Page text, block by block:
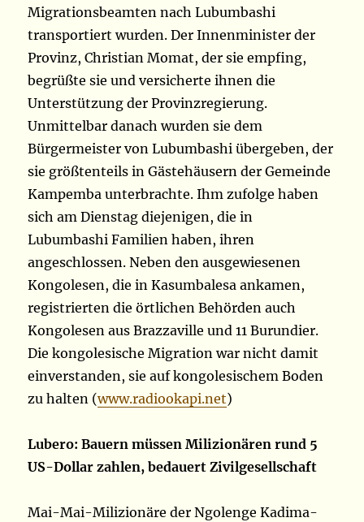
Migrationsbeamten nach Lubumbashi
transportiert wurden. Der Innenminister der
Provinz, Christian Momat, der sie empfing,
begrüßte sie und versicherte ihnen die
Unterstützung der Provinzregierung.
Unmittelbar danach wurden sie dem
Bürgermeister von Lubumbashi übergeben, der
sie größtenteils in Gästehäusern der Gemeinde
Kampemba unterbrachte. Ihm zufolge haben
sich am Dienstag diejenigen, die in
Lubumbashi Familien haben, ihren
angeschlossen. Neben den ausgewiesenen
Kongolesen, die in Kasumbalesa ankamen,
registrierten die örtlichen Behörden auch
Kongolesen aus Brazzaville und 11 Burundier.
Die kongolesische Migration war nicht damit
einverstanden, sie auf kongolesischem Boden
zu halten (www.radiookapi.net)
Lubero: Bauern müssen Milizionären rund 5
US-Dollar zahlen, bedauert Zivilgesellschaft
Mai-Mai-Milizionäre der Ngolenge Kadima-